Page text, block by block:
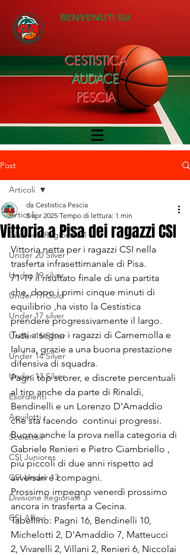
BENVENUTI SU
CESTISTICA
AUDACE
PESCIA
Post
Articoli
Divisione Regionale 1
Under 20 Silver
Under 19 silver
Under 17 Gold
Under 17 silver
Under 15 Silver
Under 14 Silver
Under 13 Silver
Esordienti
Aquilotti
Scoiattoli
CSI Juniores
CSI Under 13
Divisione Regionale 3
CSI Allievi
Articoli
Vittoria a Pisa dei ragazzi CSI
da Cestistica Pescia
5 apr 2025 Tempo di lettura: 1 min
Vittoria netta per i ragazzi CSI nella
trasferta infrasettimanale di Pisa.
71-19 il risultato finale di una partita
che, dopo i primi cinque minuti di
equilibrio ,ha visto la Cestistica
prendere progressivamente il largo.
Tutti a segno i ragazzi di Carnemolla e
Ialuna, grazie a una buona prestazione
difensiva di squadra.
Pagni top scorer, e discrete percentuali
al tiro anche da parte di Rinaldi,
Bendinelli e un Lorenzo D'Amaddio
che sta facendo  continui progressi.
Buona anche la prova nella categoria di
Gabriele Renieri e Pietro Ciambriello ,
più piccoli di due anni rispetto ad
avversari e compagni.
Prossimo impegno venerdì prossimo
ancora in trasferta a Cecina.
Tabellino: Pagni 16, Bendinelli 10,
Michelotti 2, D'Amaddio 7, Matteucci
2, Vivarelli 2, Villani 2, Renieri 6, Niccolai